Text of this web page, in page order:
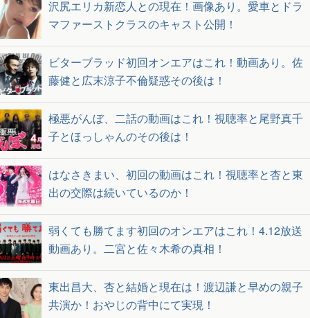
沢尻エリカ新恋人との現在！画像あり。愛車とドラ
マファーストクラスのキャスト公開！
ビターブラッド初回オンエアはこれ！動画あり。佐
藤健と広末涼子不倫疑惑その後は！
極悪がんぼ、二話の動画はこれ！視聴率と尾野真千
子とほっしゃんのその後は！
はなさきまい、初回の動画はこれ！視聴率と杏と東
出の交際は続いているのか！
弱くても勝てます初回のオンエアはこれ！4.12放送
動画あり。二宮と佐々木希の真相！
東出昌大、杏と結婚と現在は！渡辺謙と早めの親子
共演か！おやじの背中にて実現！